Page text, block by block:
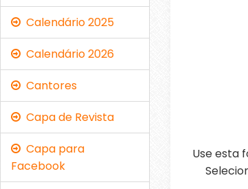
Use esta
Calendário 2025
Calendário 2026
Cantores
Capa de Revista
Capa para
Facebook